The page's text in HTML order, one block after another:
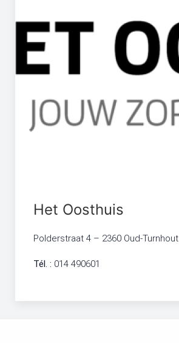
Het Oosthuis
Polderstraat 4 – 2360 Oud-Turnhout
Tél. : 014 490601